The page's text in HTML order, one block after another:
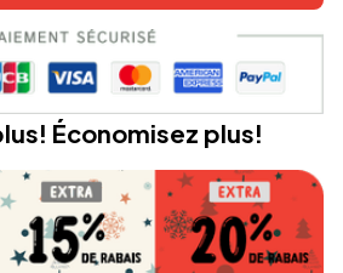
Économisez plus!